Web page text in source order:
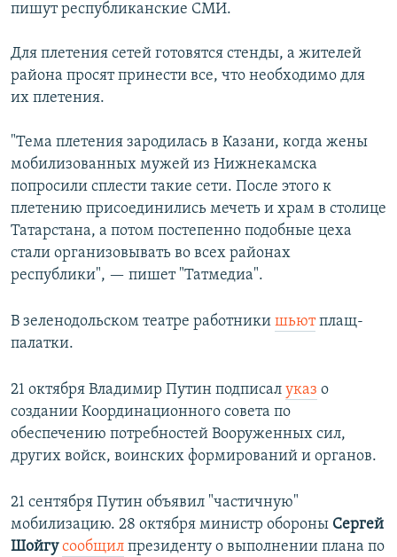
пишут республиканские СМИ.
Для плетения сетей готовятся стенды, а жителей
района просят принести все, что необходимо для
их плетения.
"Тема плетения зародилась в Казани, когда жены
мобилизованных мужей из Нижнекамска
попросили сплести такие сети. После этого к
плетению присоединились мечеть и храм в столице
Татарстана, а потом постепенно подобные цеха
стали организовывать во всех районах
республики", — пишет "Татмедиа".
В зеленодольском театре работники шьютплащ-
палатки.
21 октября Владимир Путин подписал указ о
создании Координационного совета по
обеспечению потребностей Вооруженных сил,
других войск, воинских формирований и органов.
21 сентября Путин объявил "частичную"
мобилизацию. 28 октября министр обороны Сергей
Шойгу сообщил президенту о выполнении плана по